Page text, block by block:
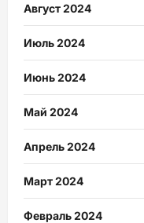
Август 2024
Июль 2024
Июнь 2024
Май 2024
Апрель 2024
Март 2024
Февраль 2024